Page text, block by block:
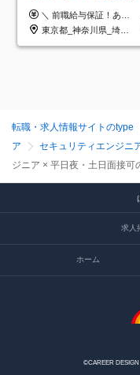
クラウド×上流工程*前
与保証*残業月9.8h
＼ 前職給与保証！あなたのこれまでの経験を正当評価 ／ ★月収50万円～スタート！【年俸600万～1,162万8,000円（12分割）】 ――「頑張りが給与に直結しない…」そんな不満とは無縁の環境です。 実際、入社後に「年収150万～200万円UP」を実現した先輩エンジニアが多数活躍中！ 【 収入をさらに押し上げる充実のプラスα 】 スキルを磨くほど得をする「資格手当」 ⇒ 1資格につき毎月3,000円～30,000円を継続支給！ 成果を見逃さない「功績手当」 ⇒ 社員の頑張りに応じて最大10万円をダイレクトに支給！ スピード昇給・高年収も可能 ⇒ 1回の昇給で年収数十万UPのチャンスあり。ゆくゆくは年収1000万以上のハイクラスも目指せます。 ※経験・スキルを考慮の上決定します ※上記金額には固定残業代（月30h分・95,000円～184,000円）を含みます ※超過分は別途全額支給します ※試用期間2ヶ月間あり（その他待遇に差異はありません）
東京都_神奈川県_埼玉県_千葉県_大阪府_愛知県_北海道_青森県_岩手県_宮城県_秋田県_山形県_福島県_茨城県_栃木県_群馬県_新潟県_山梨県_長野県_富山県_石川県_福井県_静岡県_岐阜県_三重県_兵庫県_京都府_滋賀県_奈良県_和歌山県_広島県_岡山県_鳥取県_島根県_山口県_徳島県_香川県_愛媛県_高知県_福岡県_熊本県_佐賀県_長崎県_大分県_宮崎県_鹿児島県_沖縄県
転職・求人情報サイトのtype
ア
セキュリティエンジニ
ジニア × 平日夜・土日面接可
求人
ホーム
©CAREER DESIGN